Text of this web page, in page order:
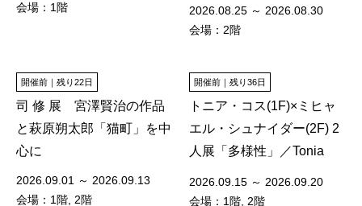
会場：1階
2026.08.25 ～ 2026.08.30
会場：2階
開催前｜残り22日
司 修 展 宮澤賢治の作品
と萩原朔太郎「猫町」を中
心に
2026.09.01 ～ 2026.09.13
会場：1階, 2階
開催前｜残り36日
トニア・コス(1F)×ミヒャ
エル・シュナイダー(2F) 2
人展「多様性」／Tonia
Two-person exhibition
2026.09.15 ～ 2026.09.20
会場：1階, 2階